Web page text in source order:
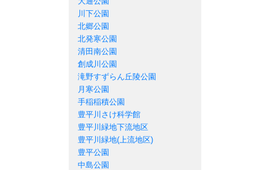
川下公園
北郷公園
北発寒公園
清田南公園
創成川公園
滝野すずらん丘陵公園
月寒公園
手稲稲積公園
豊平川さけ科学館
豊平川緑地下流地区
豊平川緑地(上流地区)
豊平公園
中島公園